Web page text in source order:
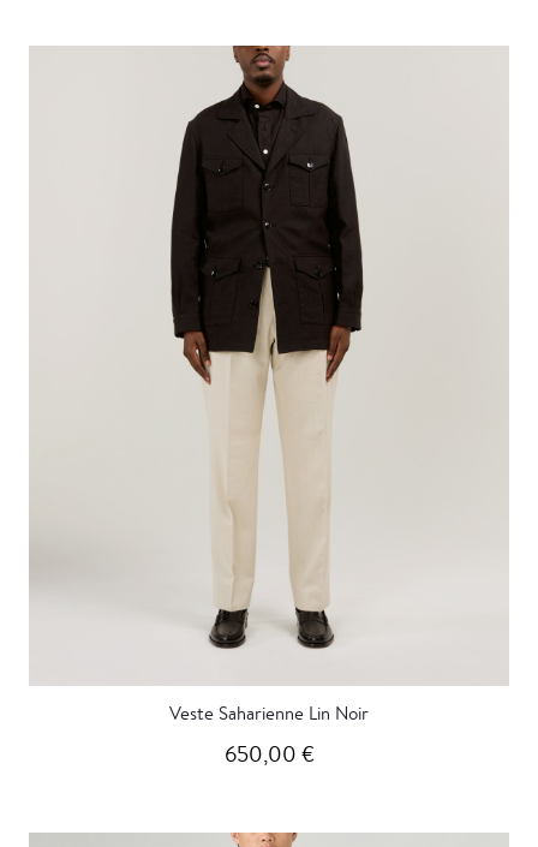
Veste Saharienne Lin Noir
650,00 €